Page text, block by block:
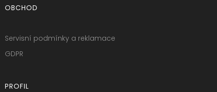
OBCHOD
Servisní podmínky a reklamace
GDPR
PROFIL